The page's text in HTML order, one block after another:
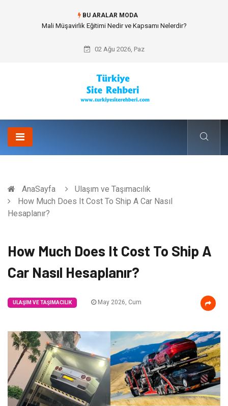
BU ARALAR MODA
Forma Yaptırma Girişimiyle Akademik Spor Topluluklarında Kurumsal
02 Ağu 2026, Paz
AnaSayfa
Ulaşım ve Taşımacılık
How Much Does It Cost To Ship A Car Nasıl
Hesaplanır?
How Much Does It Cost To Ship A
Car Nasıl Hesaplanır?
ULAŞIM VE TAŞIMACILIK May 2026, Cum